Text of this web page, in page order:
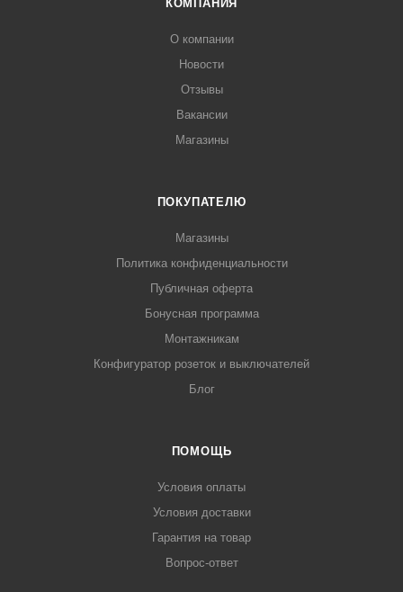
КОМПАНИЯ
О компании
Новости
Отзывы
Вакансии
Магазины
ПОКУПАТЕЛЮ
Магазины
Политика конфиденциальности
Публичная оферта
Бонусная программа
Монтажникам
Конфигуратор розеток и выключателей
Блог
ПОМОЩЬ
Условия оплаты
Условия доставки
Гарантия на товар
Вопрос-ответ